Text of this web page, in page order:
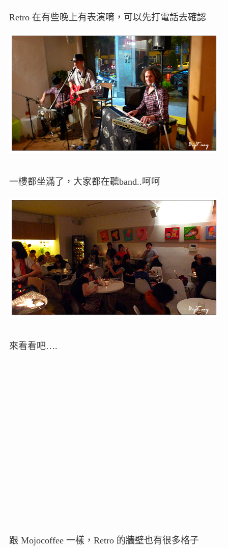
Retro 在有些晚上有表演唷，可以先打電話去確認
一樓都坐滿了，大家都在聽band..呵呵
來看看吧….
跟 Mojocoffee 一樣，Retro 的牆壁也有很多格子